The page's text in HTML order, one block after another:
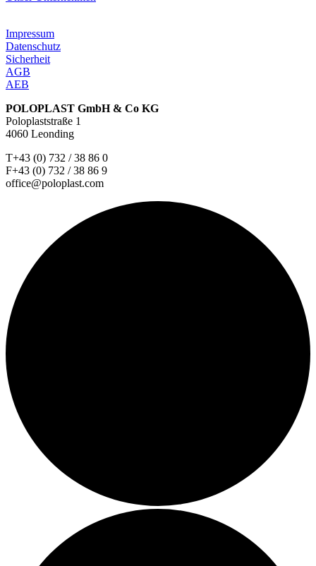
Impressum
Datenschutz
Sicherheit
AGB
AEB
POLOPLAST GmbH & Co KG
Poloplaststraße 1
4060 Leonding
T+43 (0) 732 / 38 86 0
F+43 (0) 732 / 38 86 9
office@poloplast.com